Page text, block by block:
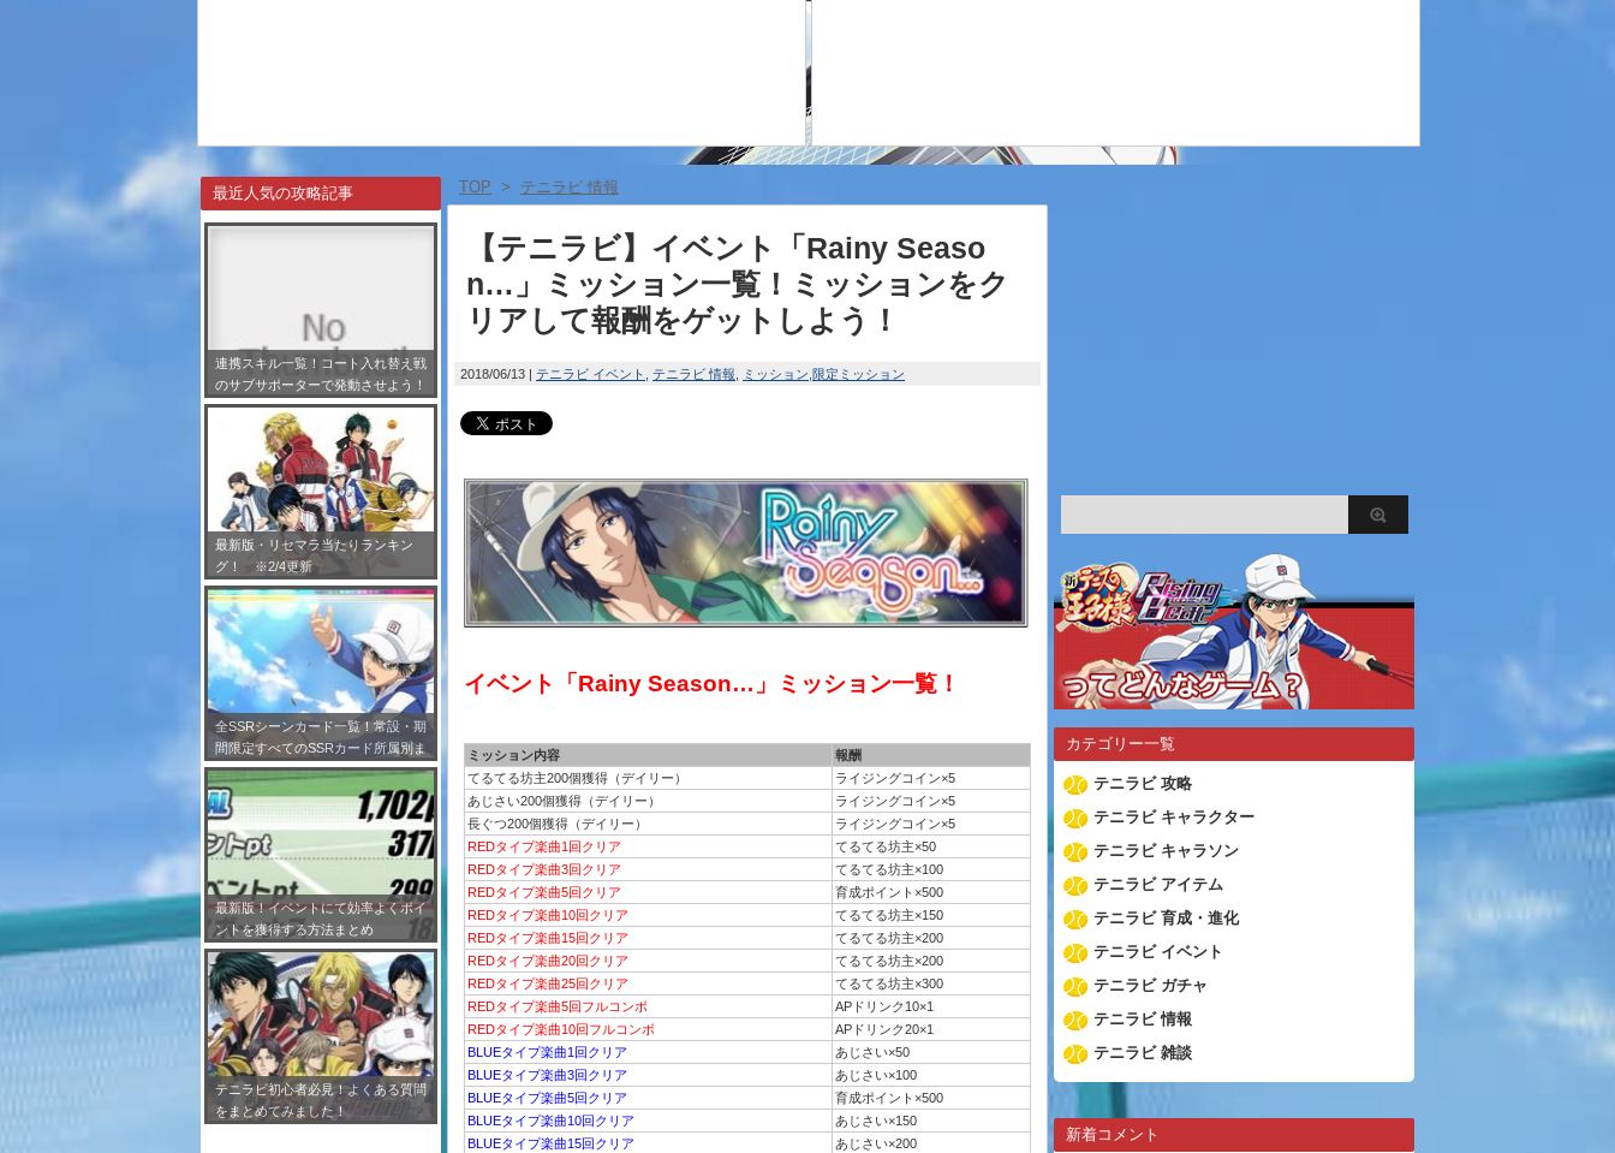
最近人気の攻略記事
連携スキル一覧！コート入れ替え戦
のサブサポーターで発動させよう！
※7/24更新
最新版・リセマラ当たりランキン
グ！ ※2/4更新
全SSRシーンカード一覧！常設・期
間限定すべてのSSRカード所属別ま
とめ！※2/4更新
最新版！イベントにて効率よくポイ
ントを獲得する方法まとめ
テニラビ初心者必見！よくある質問
をまとめてみました！
TOP > テニラビ 情報
【テニラビ】イベント「Rainy Seaso
n…」ミッション一覧！ミッションをク
リアして報酬をゲットしよう！
2018/06/13 テニラビ イベント テニラビ 情報 ミッション 限定ミッション
イベント「Rainy Season…」ミッション一覧！
ミッション内容
報酬
てるてる坊主200個獲得（デイリー）
ライジングコイン×5
あじさい200個獲得（デイリー）
ライジングコイン×5
長ぐつ200個獲得（デイリー）
ライジングコイン×5
REDタイプ楽曲1回クリア
てるてる坊主×50
REDタイプ楽曲3回クリア
てるてる坊主×100
REDタイプ楽曲5回クリア
育成ポイント×500
REDタイプ楽曲10回クリア
てるてる坊主×150
REDタイプ楽曲15回クリア
てるてる坊主×200
REDタイプ楽曲20回クリア
てるてる坊主×200
REDタイプ楽曲25回クリア
てるてる坊主×300
REDタイプ楽曲5回フルコンボ
APドリンク10×1
REDタイプ楽曲10回フルコンボ
APドリンク20×1
BLUEタイプ楽曲1回クリア
あじさい×50
BLUEタイプ楽曲3回クリア
あじさい×100
BLUEタイプ楽曲5回クリア
育成ポイント×500
BLUEタイプ楽曲10回クリア
あじさい×150
BLUEタイプ楽曲15回クリア
あじさい×200
カテゴリー一覧
テニラビ 攻略
テニラビ キャラクター
テニラビ キャラソン
テニラビ アイテム
テニラビ 育成・進化
テニラビ イベント
テニラビ ガチャ
テニラビ 情報
テニラビ 雑談
新着コメント